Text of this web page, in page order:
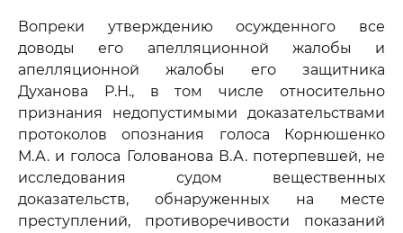
Вопреки утверждению осужденного все
доводы его апелляционной жалобы и
апелляционной жалобы его защитника
Духанова Р.Н., в том числе относительно
признания недопустимыми доказательствами
протоколов опознания голоса Корнюшенко
М.А. и голоса Голованова В.А. потерпевшей, не
исследования судом вещественных
доказательств, обнаруженных на месте
преступлений, противоречивости показаний